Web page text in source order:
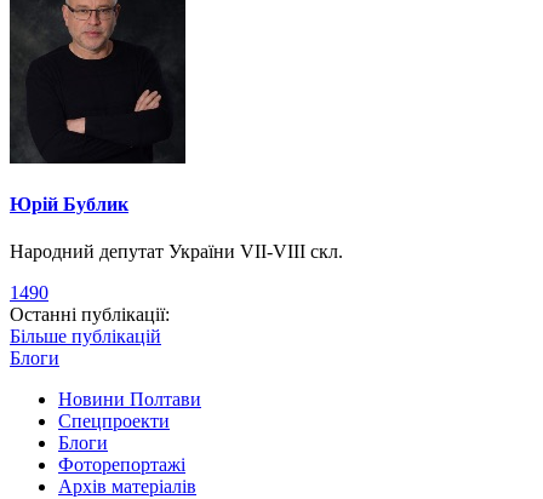
Юрій Бублик
Народний депутат України VII-VIII скл.
1490
Останні публікації:
Більше публікацій
Блоги
Новини Полтави
Спецпроекти
Блоги
Фоторепортажі
Архів матеріалів